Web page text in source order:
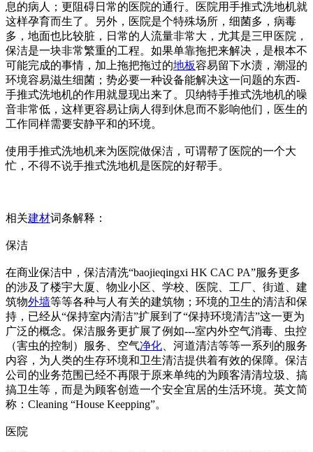
息的病人；更阻碍日常的医院的通行。医院用手推式洗地机就
这样孕育而生了。另外，医院是个特殊场所，细菌多，病毒
多，地面也比较脏，日常的人流量非常大，尤其是三甲医院，
保洁是一块非常繁重的工程。如果单靠拖把来解决，是根本不
可能完成的事情，加上拖把拖过的地板容易留下水渍，潮湿的
环境容易滋生细菌；势必要一种设备能解决这一问题的东西-
手推式洗地机的作用就显现出来了。贝纳特手推式洗地机的噪
音非常低，这样更容易让病人得到休息而不影响他们，医生的
工作同样需要安静平和的环境。
使用手推式洗地机来为医院做保洁，可谓帮了医院的一个大
忙，不得不说手推式洗地机是医院的好帮手。
相关建材词条解释：
保洁
在商业保洁中，保洁清洗“baojieqingxi HK CAC PA”服务更多
的涉及了楼宇大厦、物业小区、学校、医院、工厂、街道、建
筑物外墙等等各种与人有关的建筑物；环境的卫生的清洁和保
持，已经从“保持室内清洁”扩展到了“保持环境清洁”这一更为
广泛的概念。保洁服务更扩展了例如---室内外空气消毒、虫控
（害虫的控制）服务、空气净化 、河道清洁等等一系列的服务
内容，为人类的生存环境和卫生清洁提供着有效的保障。保洁
公司的业务范围已经不再限于原来单纯的为顾客清清垃圾、搞
搞卫生等，而是为顾客创造一个安全宜居的生活环境。英文简
称：Cleaning “House Keepping”。
医院